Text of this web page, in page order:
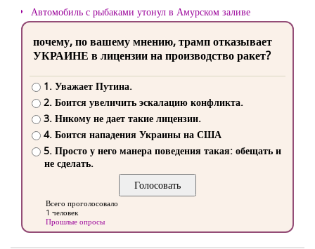
Автомобиль с рыбаками утонул в Амурском заливе
почему, по вашему мнению, трамп отказывает
УКРАИНЕ в лицензии на производство ракет?
1. Уважает Путина.
2. Боится увеличить эскалацию конфликта.
3. Никому не дает такие лицензии.
4. Боится нападения Украины на США
5. Просто у него манера поведения такая: обещать и
не сделать.
Всего проголосовало
1 человек
Прошлые опросы